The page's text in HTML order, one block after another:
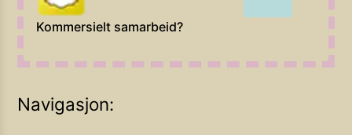
Kommersielt samarbeid?
Navigasjon: